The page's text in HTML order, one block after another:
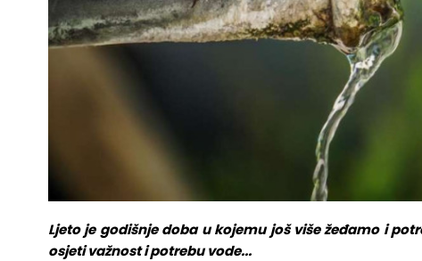
Ljeto je godišnje doba u kojemu još više žeđamo i
osjeti važnost i potrebu vode...